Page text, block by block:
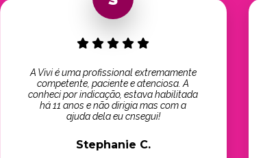
A Vivi é uma profissional extremamente
competente, paciente e atenciosa. A
conheci por indicação, estava habilitada
há 11 anos e não dirigia mas com a
ajuda dela eu cnsegui!
Stephanie C.